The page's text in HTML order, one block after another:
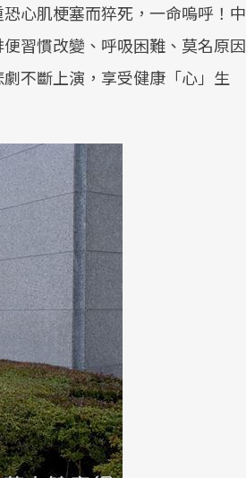
心肌梗塞而猝死，一命嗚呼！中
習慣改變、呼吸困難、莫名原因
不斷上演，享受健康「心」生
超高齡社會的浪潮，台灣正在快速
「健康照護」的新時代。隨著國家
如「健康台灣推動委員會」與「長
」的推進，「預防醫學」已成全民
所的服務，更是民眾了解自身健康
、啟動健康管理的重要起點。
前往專題
年，就到良醫生活祭體驗「一站式
新生活」，從講座、體驗到運動，
啟動你的健康革命！
前往專題
健康網從「換季的身體變化」出
透過醫學觀點與日常感受的對話，
對亞健康的認知，進而引導實際的
行動。
前往專題